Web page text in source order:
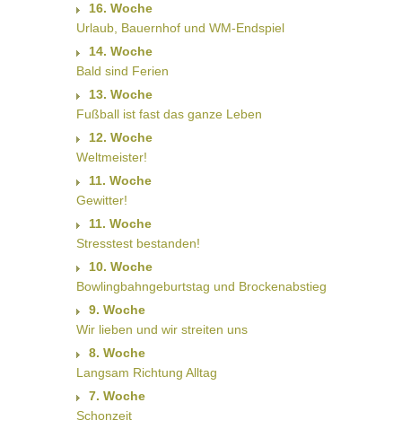
16. Woche
Urlaub, Bauernhof und WM-Endspiel
14. Woche
Bald sind Ferien
13. Woche
Fußball ist fast das ganze Leben
12. Woche
Weltmeister!
11. Woche
Gewitter!
11. Woche
Stresstest bestanden!
10. Woche
Bowlingbahngeburtstag und Brockenabstieg
9. Woche
Wir lieben und wir streiten uns
8. Woche
Langsam Richtung Alltag
7. Woche
Schonzeit